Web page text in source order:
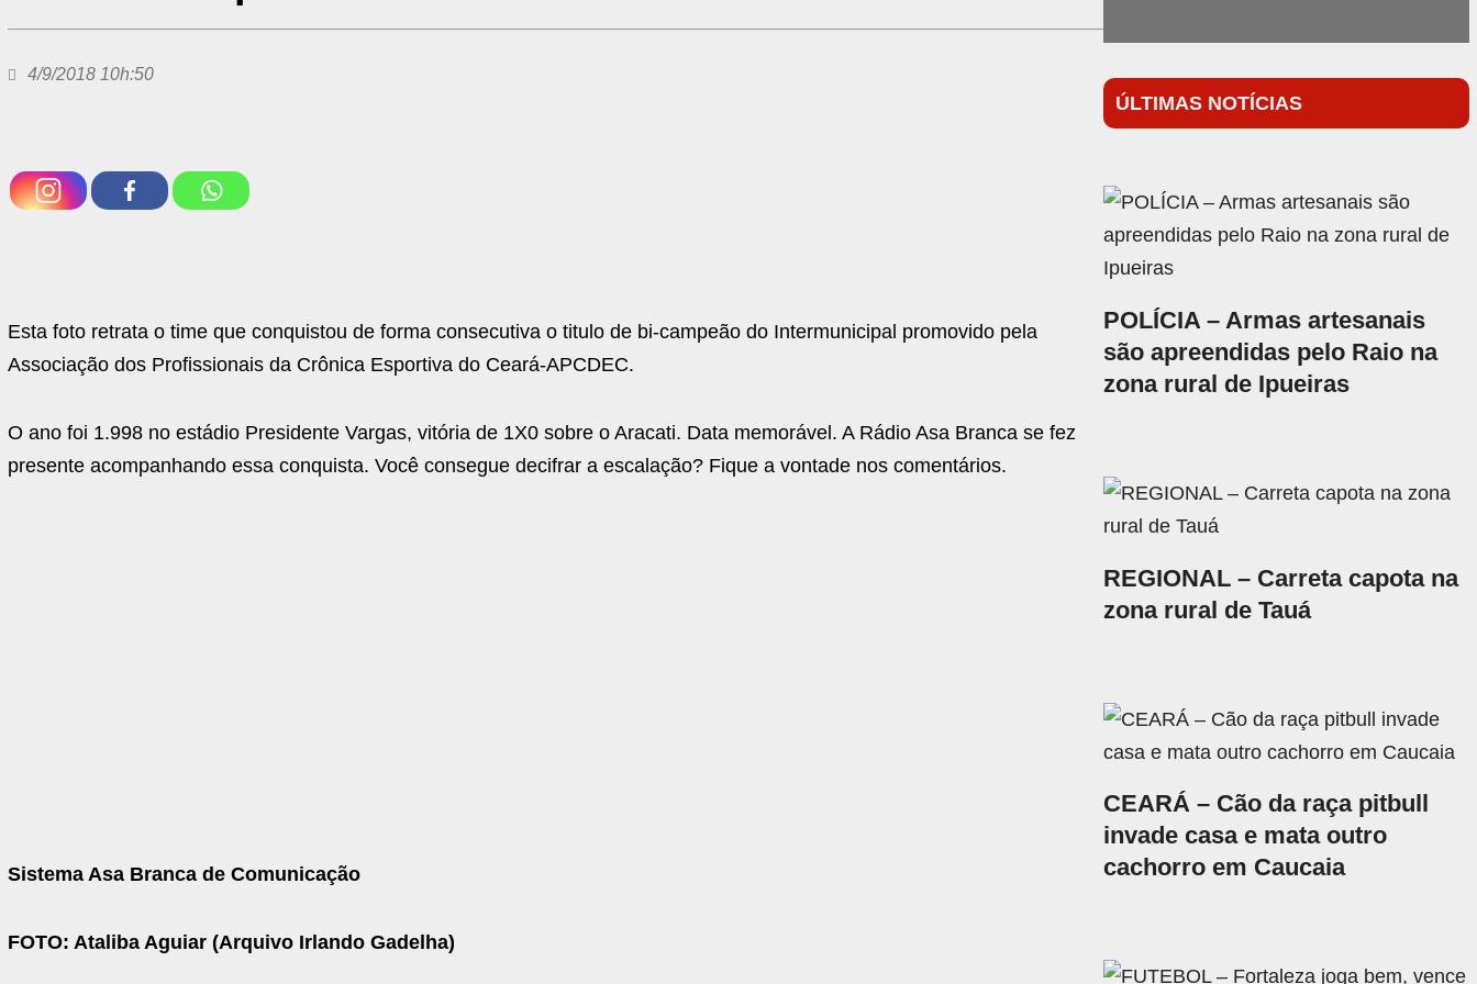
4/9/2018 10h:50
Esta foto retrata o time que conquistou de forma consecutiva o titulo de bi-campeão do Intermunicipal promovido pela
Associação dos Profissionais da Crônica Esportiva do Ceará-APCDEC.
O ano foi 1.998 no estádio Presidente Vargas, vitória de 1X0 sobre o Aracati. Data memorável. A Rádio Asa Branca se fez
presente acompanhando essa conquista. Você consegue decifrar a escalação? Fique a vontade nos comentários.
Sistema Asa Branca de Comunicação
FOTO: Ataliba Aguiar (Arquivo Irlando Gadelha)
ÚLTIMAS NOTÍCIAS
POLÍCIA – Armas artesanais
são apreendidas pelo Raio na
zona rural de Ipueiras
REGIONAL – Carreta capota na
zona rural de Tauá
CEARÁ – Cão da raça pitbull
invade casa e mata outro
cachorro em Caucaia